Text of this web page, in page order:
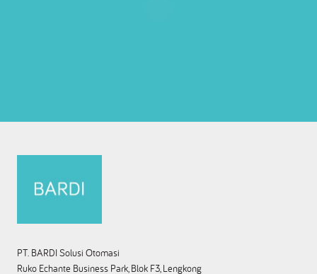
PT. BARDI Solusi Otomasi
Ruko Echante Business Park, Blok F3, Lengkong